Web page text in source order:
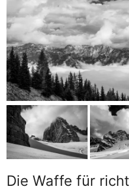
Die Waffe für